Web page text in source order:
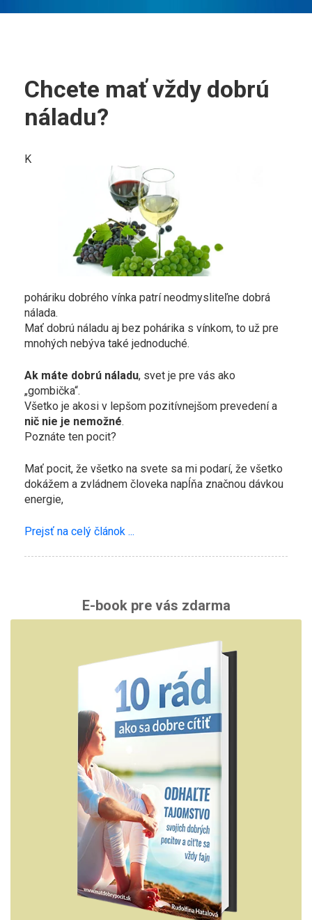
Chcete mať vždy dobrú
náladu?
K
poháriku dobrého vínka patrí neodmysliteľne dobrá
nálada.
Mať dobrú náladu aj bez pohárika s vínkom, to už pre
mnohých nebýva také jednoduché.
Ak máte dobrú náladu, svet je pre vás ako
„gombička“.
Všetko je akosi v lepšom pozitívnejšom prevedení a
nič nie je nemožné.
Poznáte ten pocit?
Mať pocit, že všetko na svete sa mi podarí, že všetko
dokážem a zvládnem človeka napĺňa značnou dávkou
energie,
Prejsť na celý článok ...
E-book pre vás zdarma